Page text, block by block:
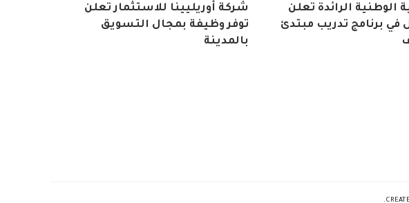
الوطنية الرائدة تعلن
في برنامج تدريب مبتدئ
شركة أوريليينا للاستثمار تعلن
توفر وظيفة بمجال التسويق
بالمدينة
.